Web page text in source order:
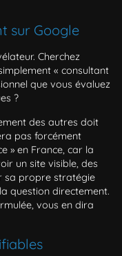
sur Google
Cherchez
« consultant
que vous évaluez
?
des autres doit
pas forcément
» en France, car la
un site visible, des
sa propre stratégie
question directement.
vous en dira